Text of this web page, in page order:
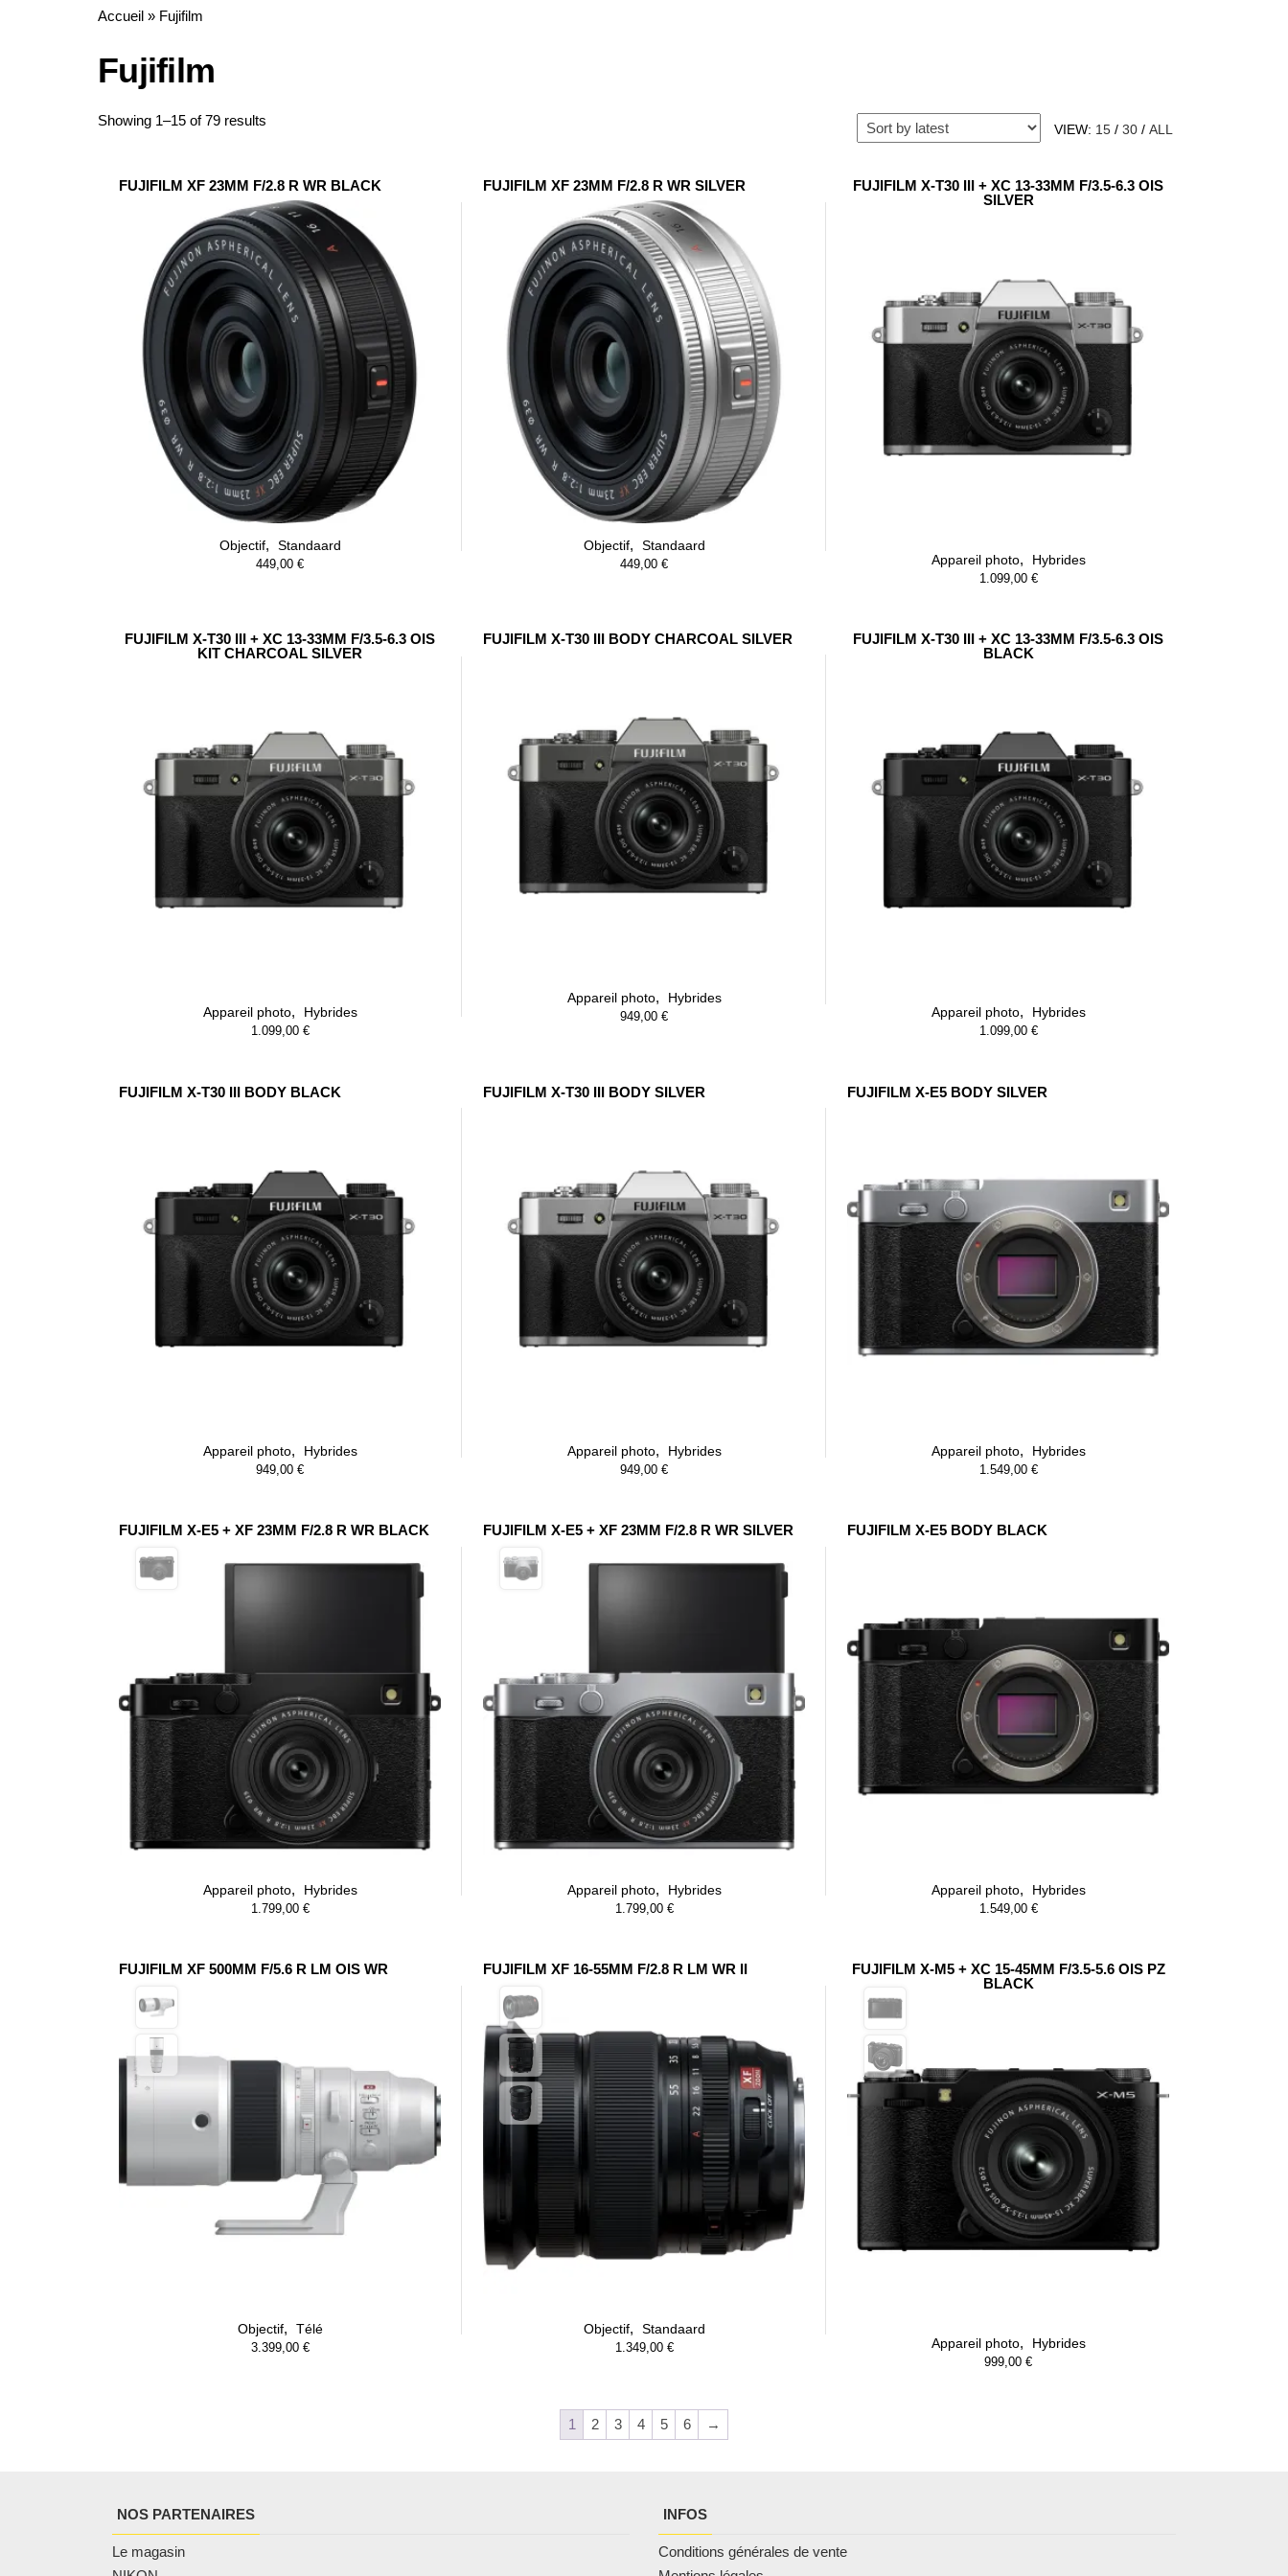
Accueil » Fujifilm
Fujifilm
VIEW: 15 / 30 / ALL
Showing 1–15 of 79 results
FUJIFILM XF 23MM F/2.8 R WR BLACK
Objectif,
Standaard
449,00 €
FUJIFILM XF 23MM F/2.8 R WR SILVER
Objectif,
Standaard
449,00 €
FUJIFILM X-T30 III + XC 13-33MM F/3.5-6.3 OIS
SILVER
Appareil photo,
Hybrides
1.099,00 €
FUJIFILM X-T30 III + XC 13-33MM F/3.5-6.3 OIS
KIT CHARCOAL SILVER
Appareil photo,
Hybrides
1.099,00 €
FUJIFILM X-T30 III BODY CHARCOAL SILVER
Appareil photo,
Hybrides
949,00 €
FUJIFILM X-T30 III + XC 13-33MM F/3.5-6.3 OIS
BLACK
Appareil photo,
Hybrides
1.099,00 €
FUJIFILM X-T30 III BODY BLACK
Appareil photo,
Hybrides
949,00 €
FUJIFILM X-T30 III BODY SILVER
Appareil photo,
Hybrides
949,00 €
FUJIFILM X-E5 BODY SILVER
Appareil photo,
Hybrides
1.549,00 €
FUJIFILM X-E5 + XF 23MM F/2.8 R WR BLACK
Appareil photo,
Hybrides
1.799,00 €
FUJIFILM X-E5 + XF 23MM F/2.8 R WR SILVER
Appareil photo,
Hybrides
1.799,00 €
FUJIFILM X-E5 BODY BLACK
Appareil photo,
Hybrides
1.549,00 €
FUJIFILM XF 500MM F/5.6 R LM OIS WR
Objectif,
Télé
3.399,00 €
FUJIFILM XF 16-55MM F/2.8 R LM WR II
Objectif,
Standaard
1.349,00 €
FUJIFILM X-M5 + XC 15-45MM F/3.5-5.6 OIS PZ
BLACK
Appareil photo,
Hybrides
999,00 €
1 2 3 4 5 6 →
NOS PARTENAIRES
Le magasin
INFOS
Conditions générales de vente